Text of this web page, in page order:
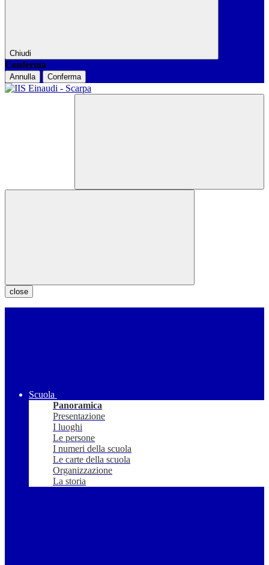
Chiudi
Conferma
Annulla Conferma
close
Scuola
Panoramica
Presentazione
I luoghi
Le persone
I numeri della scuola
Le carte della scuola
Organizzazione
La storia